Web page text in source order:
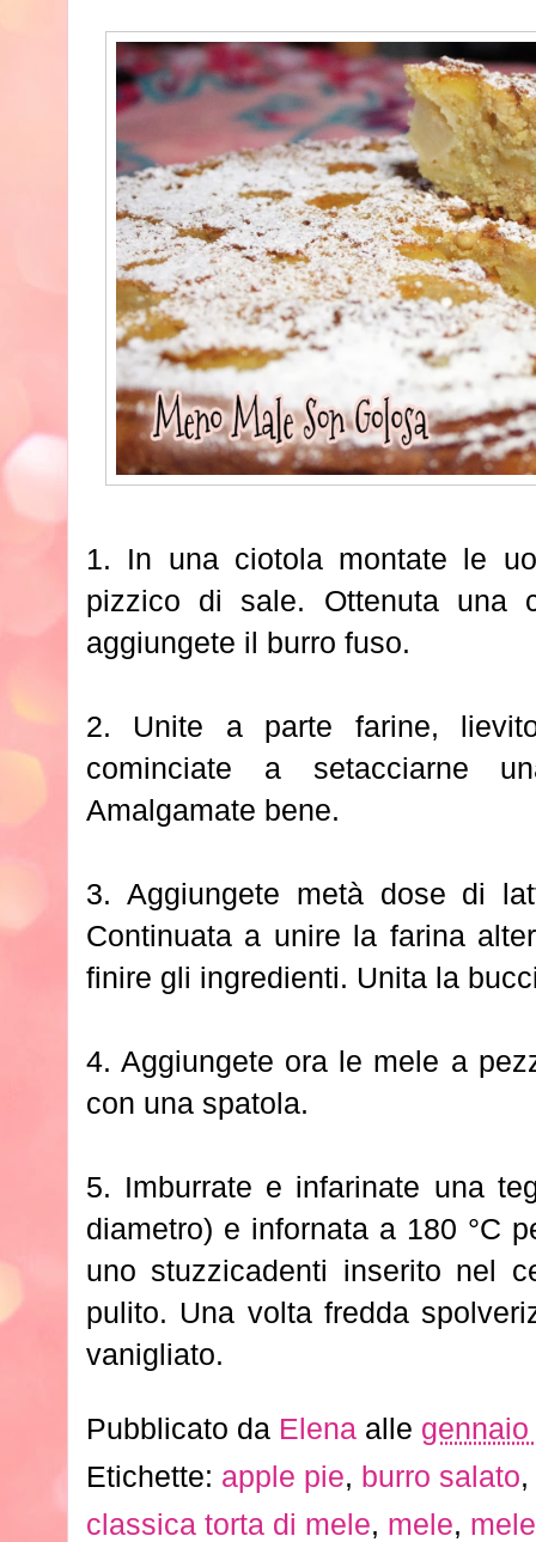
1. In una ciotola montate le
pizzico di sale. Ottenuta una
aggiungete il burro fuso.
2. Unite a parte farine,
cominciate a setacciarne
Amalgamate bene.
3. Aggiungete metà dose di
Continuata a unire la farina
finire gli ingredienti. Unita la
4. Aggiungete ora le mele a
con una spatola.
5. Imburrate e infarinate una
diametro) e infornata a 180 °C
uno stuzzicadenti inserito nel
pulito. Una volta fredda
vanigliato.
Pubblicato da Elena alle
Etichette: apple pie, burro salato,
classica torta di mele, mele,